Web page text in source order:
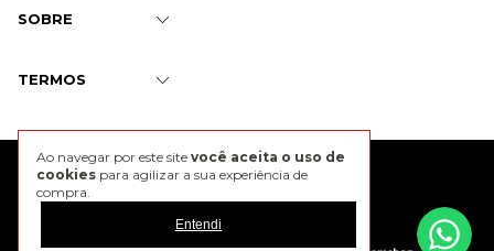
Ao navegar por este site você aceita o uso de
cookies para agilizar a sua experiência de
compra.
Entendi
SOBRE
TERMOS
@2026 J. Chermann